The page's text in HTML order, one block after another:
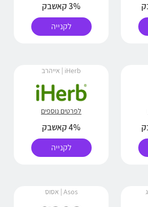
3% קאשבק
לקנייה
iHerb | אייהרב
לפרטים נוספים
4% קאשבק
לקנייה
Asos | אסוס